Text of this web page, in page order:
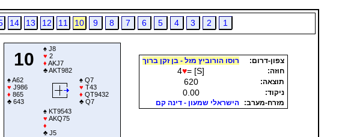
1
2
3
4
5
6
7
8
9
10
11
12
13
14
צפון-דרום:
רוסו הורוביץ מזל - בן זקן ברוך
חוזה:
4♥= [S]
תוצאה: 620
ניקוד: 0.00
מזרח-מערב: הישראלי שמעון - דינה קם
10
♠ J8
♥ 2
♦ AKJ7
♣AKT982
♠A62
♥ J986
♦ 865
♣ 643
♠ Q7
♥ T43
♦ QT9432
♣ Q7
♠ KT9543
♥ AKQ75
♦
♣ J5